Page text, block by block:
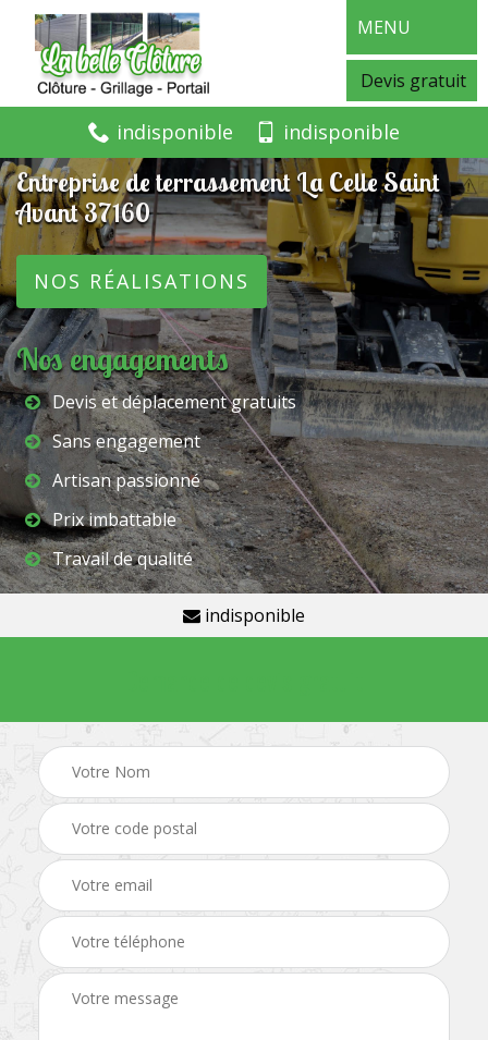
MENU
Devis gratuit
indisponible indisponible
Entreprise de terrassement La Celle Saint
Avant 37160
NOS RÉALISATIONS
Nos engagements
Devis et déplacement gratuits
Sans engagement
Artisan passionné
Prix imbattable
Travail de qualité
indisponible